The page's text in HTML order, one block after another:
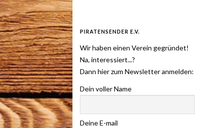
PIRATENSENDER E.V.
Wir haben einen Verein gegründet!
Na, interessiert...?
Dann hier zum Newsletter anmelden:
Dein voller Name
Deine E-mail